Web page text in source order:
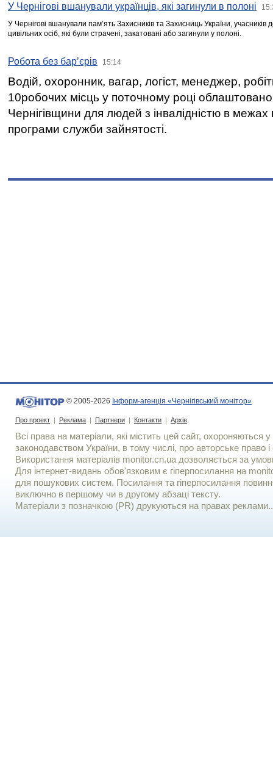
У Чернігові вшанували українців, які загинули в полоні
У Чернігові вшанували пам’ять Захисників та Захисниць України,
цивільних осіб, які були страчені, закатовані або загинули у полоні.
Робота без бар’єрів 15:14
Водій, охоронник, вагар, логіст, менеджер,
10робочих місць у поточному році
Чернігівщини для людей з інвалідністю в межах
програми служби зайнятості.
© 2005-2026 Інформ-агенція «Чернігівський монітор»
Про проект | Реклама | Партнери | Контакти | Архів
Всі права на матеріали, які містить цей сайт, охороняються у
законодавством України, в тому числі, про авторське право і
Використання матерiалiв monitor.cn.ua дозволяється за
Для iнтернет-видань обов'язковим є гiперпосилання на
для пошукових систем. Посилання та гіперпосилання
виключно в першому чи в другому абзаці тексту.
Матеріали з позначкою (PR) друкуються на правах реклами..